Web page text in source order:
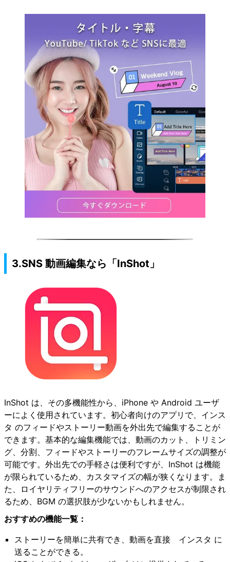
3.SNS 動画編集なら「InShot」
InShot は、その多機能性から、iPhone や Android ユーザ
ーによく使用されています。初心者向けのアプリで、インス
タ のフィードやストーリー動画を外出先で編集することが
できます。基本的な編集機能では、動画のカット、トリミン
グ、分割、フィードやストーリーのフレームサイズの調整が
可能です。外出先での手軽さは便利ですが、InShot は機能
が限られているため、カスタマイズの幅が狭くなります。ま
た、ロイヤリティフリーのサウンドへのアクセスが制限され
るため、BGM の選択肢が少ないかもしれません。
おすすめの機能一覧：
ストーリーを簡単に共有でき、動画を直接 インスタ に
送ることができる。